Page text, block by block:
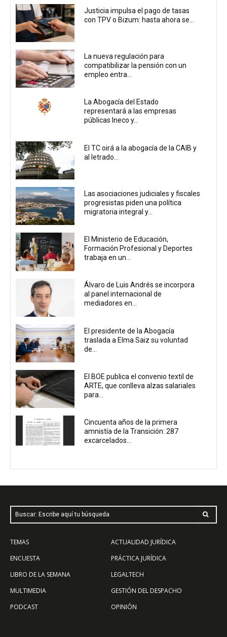
Justicia impulsa el pago de tasas
con TPV o Bizum: hasta ahora se...
La nueva regulación para
compatibilizar la pensión con un
empleo entra...
La Abogacía del Estado
representará a las empresas
públicas Ineco y...
El TC oirá a la abogacía de la CAIB y
al letrado...
Las asociaciones judiciales y fiscales
progresistas piden una política
migratoria integral y...
El Ministerio de Educación,
Formación Profesional y Deportes
trabaja en un...
Álvaro de Luis Andrés se incorpora
al panel internacional de
mediadores en...
El presidente de la Abogacía
traslada a Elma Saiz su voluntad
de...
El BOE publica el convenio textil de
ARTE, que conlleva alzas salariales
para...
Cincuenta años de la primera
amnistía de la Transición: 287
excarcelados...
Buscar: Escribe aquí tu búsqueda
TEMAS
ENCUESTA
LIBRO DE LA SEMANA
MULTIMEDIA
PODCAST
ACTUALIDAD JURÍDICA
PRÁCTICA JURÍDICA
LEGALTECH
GESTIÓN DEL DESPACHO
OPINIÓN